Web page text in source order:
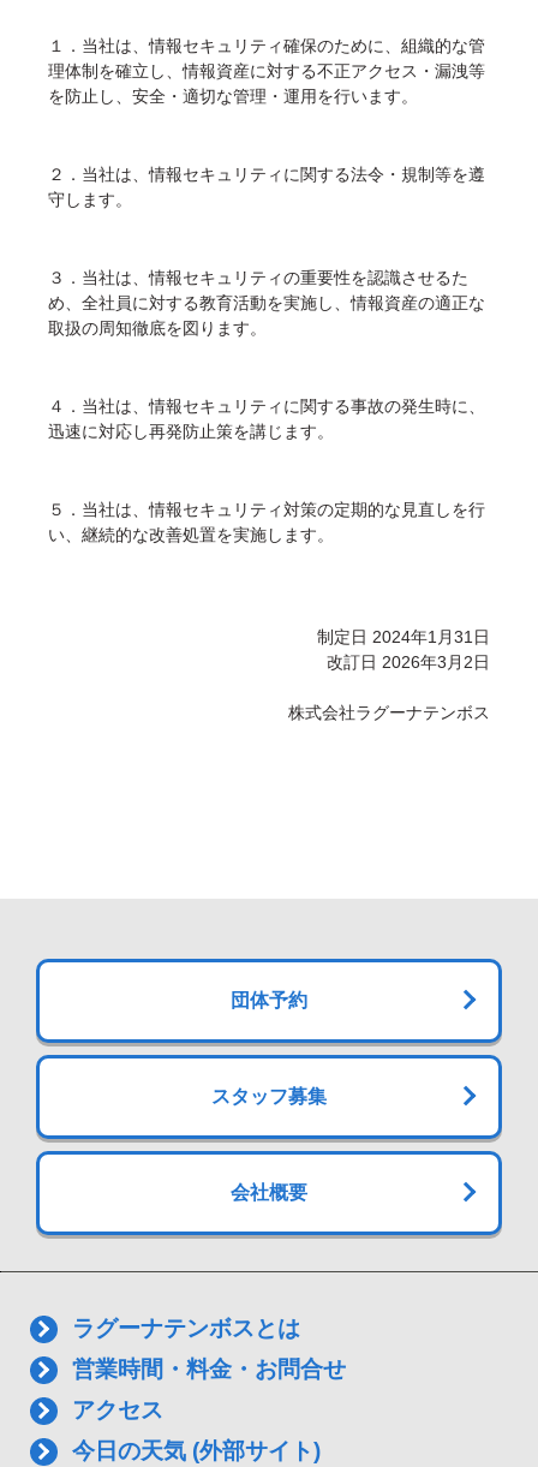
１．当社は、情報セキュリティ確保のために、組織的な管
理体制を確立し、情報資産に対する不正アクセス・漏洩等
を防止し、安全・適切な管理・運用を行います。
２．当社は、情報セキュリティに関する法令・規制等を遵
守します。
３．当社は、情報セキュリティの重要性を認識させるた
め、全社員に対する教育活動を実施し、情報資産の適正な
取扱の周知徹底を図ります。
４．当社は、情報セキュリティに関する事故の発生時に、
迅速に対応し再発防止策を講じます。
５．当社は、情報セキュリティ対策の定期的な見直しを行
い、継続的な改善処置を実施します。
制定日 2024年1月31日
改訂日 2026年3月2日
株式会社ラグーナテンボス
団体予約
スタッフ募集
会社概要
ラグーナテンボスとは
営業時間・料金・お問合せ
アクセス
今日の天気 (外部サイト)